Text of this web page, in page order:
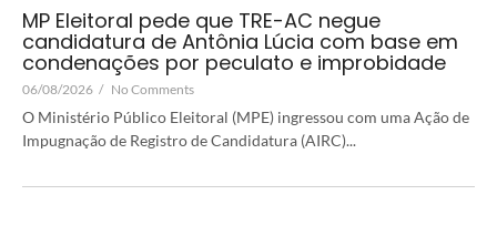
MP Eleitoral pede que TRE-AC negue
candidatura de Antônia Lúcia com base em
condenações por peculato e improbidade
06/08/2026 / No Comments
O Ministério Público Eleitoral (MPE) ingressou com uma Ação de
Impugnação de Registro de Candidatura (AIRC)...